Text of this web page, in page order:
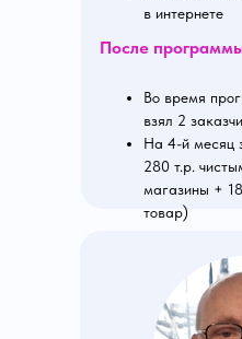
в интернете
После
Во время
взял 2
На 4-й месяц
280 т.р.
магазины +
товар)